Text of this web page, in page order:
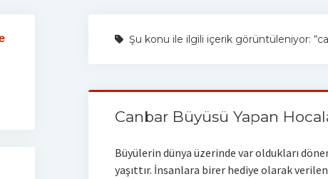
Şu konu ile ilgili içerik görüntüleniyor:
Canbar Büyüsü Yapan
Büyülerin dünya üzerinde var oldukları
yaşıttır. İnsanlara birer hediye olarak